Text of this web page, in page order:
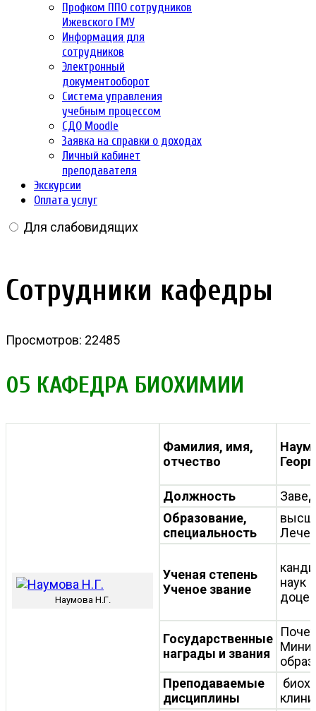
Профком ППО сотрудников
Ижевского ГМУ
Информация для
сотрудников
Электронный
документооборот
Система управления
учебным процессом
СДО Moodle
Заявка на справки о доходах
Личный кабинет
преподавателя
Экскурсии
Оплата услуг
Для слабовидящих
Сотрудники кафедры
Просмотров: 22485
05 КАФЕДРА БИОХИМИИ
Наумова Н.Г.
Фамилия, имя,
отчество
Должность
Образование,
специальность
Ученая степень
Ученое звание
наук
Государственные
награды и звания
Преподаваемые
дисциплины